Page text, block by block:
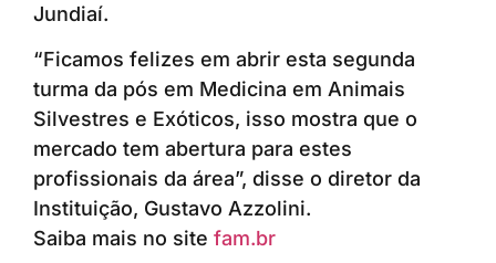
Jundiaí.
“Ficamos felizes em abrir esta segunda
turma da pós em Medicina em Animais
Silvestres e Exóticos, isso mostra que o
mercado tem abertura para estes
profissionais da área”, disse o diretor da
Instituição, Gustavo Azzolini.
Saiba mais no site fam.br